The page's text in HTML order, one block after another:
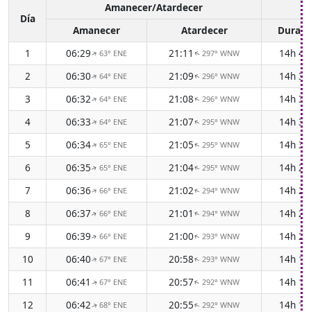
Día
Amanecer/Atardecer
Amanecer
Atardecer
1
06:29↑63° ENE 21:11 ↑297° WNW
14h
2
06:30↑64° ENE 21:09↑296° WNW
14h
3
06:32↑64° ENE 21:08↑296° WNW
14h
4
06:33↑64° ENE 21:07↑295° WNW
14h
5
06:34↑65° ENE 21:05↑295° WNW
14h
6
06:35↑65° ENE 21:04↑295° WNW
14h
7
06:36↑66° ENE 21:02↑294° WNW
14h
8
06:37↑66° ENE 21:01 ↑294° WNW
14h
9
06:39↑66° ENE 21:00↑293° WNW
14h
10
06:40↑67° ENE 20:58↑293° WNW
14h
11
06:41 ↑67° ENE 20:57↑ 292° WNW
14h
12
06:42↑68° ENE 20:55↑ 292° WNW
14h